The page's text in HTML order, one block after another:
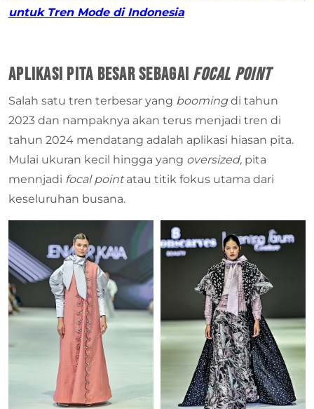
untuk Tren Mode di Indonesia
Aplikasi Pita Besar sebagai Focal Point
Salah satu tren terbesar yang boomingdi tahun
2023 dan nampaknya akan terus menjadi tren di
tahun 2024 mendatang adalah aplikasi hiasan pita.
Mulai ukuran kecil hingga yang oversized, pita
mennjadi focal pointatau titik fokus utama dari
keseluruhan busana.